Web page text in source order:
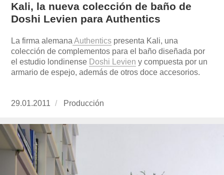
Kali, la nueva colección de baño de
Doshi Levien para Authentics
La firma alemana Authentics presenta Kali, una
colección de complementos para el baño diseñada por
el estudio londinense Doshi Levien y compuesta por un
armario de espejo, además de otros doce accesorios.
Publicado
29.01.2011 https://www.experimenta.es/author/
Producción